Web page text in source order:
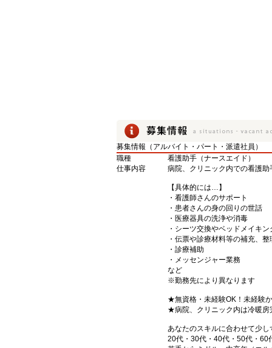
募集情報（アルバイト・パート・派遣社員）
職種
看護助手（ナースエイド）
仕事内容
病院、クリニック内での看護
【具体的には…】
・看護師さんのサポート
・患者さんの身の回りの世話
・医療器具の洗浄や消毒
・シーツ交換やベッドメイキン
・伝票や診療材料等の補充、整
・診療補助
・メッセンジャー業務
など
※勤務先により異なります
★無資格・未経験OK！未経験
★病院、クリニック内は冷暖房
あなたのスキルに合わせて少
20代・30代・40代・50代・60